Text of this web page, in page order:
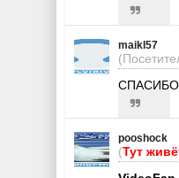
maikl57
СПАСИБО
pooshock
(Тут